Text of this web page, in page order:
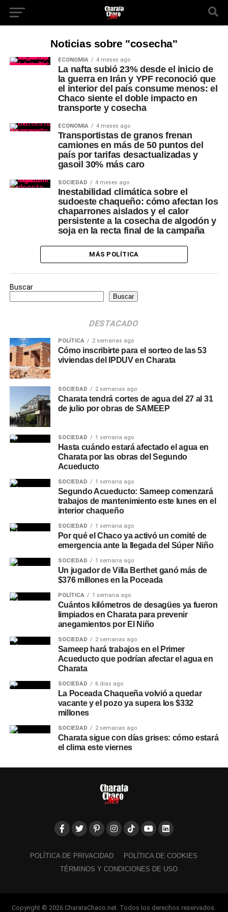
Noticias sobre "cosecha"
ECONOMÍA 4 meses ago
La nafta subió 23% desde el inicio de
la guerra en Irán y YPF reconoció que
el interior del país consume menos: el
Chaco siente el doble impacto en
transporte y cosecha
ECONOMÍA 4 meses ago
Transportistas de granos frenan
camiones en más de 50 puntos del
país por tarifas desactualizadas y
gasoil 30% más caro
SOCIEDAD 4 meses ago
Inestabilidad climática sobre el
sudoeste chaqueño: cómo afectan los
chaparrones aislados y el calor
persistente a la cosecha de algodón y
soja en la recta final de la campaña
MÁS POLÍTICA
Buscar
Buscar
DESTACADO
POLÍTICA 2 semanas ago
Cómo inscribirte para el sorteo de las 53
viviendas del IPDUV en Charata
SOCIEDAD 2 semanas ago
Charata tendrá cortes de agua del 27 al 31
de julio por obras de SAMEEP
SOCIEDAD 1 semana ago
Hasta cuándo estará afectado el agua en
Charata por las obras del Segundo
Acueducto
SOCIEDAD 1 semana ago
Segundo Acueducto: Sameep comenzará
trabajos de mantenimiento este lunes en el
interior chaqueño
SOCIEDAD 1 semana ago
Por qué el Chaco ya activó un comité de
emergencia ante la llegada del Súper Niño
SOCIEDAD 1 semana ago
Un jugador de Villa Berthet ganó más de
$376 millones en la Poceada
POLÍTICA 1 semana ago
Cuántos kilómetros de desagües ya fueron
limpiados en Charata para prevenir
anegamientos por El Niño
SOCIEDAD 2 semanas ago
Sameep hará trabajos en el Primer
Acueducto que podrían afectar el agua en
Charata
SOCIEDAD 6 días ago
La Poceada Chaqueña volvió a quedar
vacante y el pozo ya supera los $332
millones
SOCIEDAD 2 semanas ago
Charata sigue con días grises: cómo estará
el clima este viernes
POLÍTICA DE PRIVACIDAD
POLÍTICA DE COOKIES
TÉRMINOS Y CONDICIONES DE USO
Copyright © 2026 CharataChaco.net. Todos los derechos reservados.